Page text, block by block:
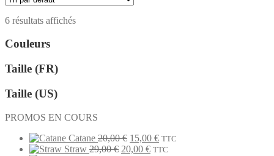
sur
6 résultats affichés
Couleurs
Taille (FR)
Taille (US)
PROMOS EN COURS
Catane 20,00€ Le
prix
15,00 €Le
prix
TTC
Straw 29,00€ Le
20,00 €Le
TTC